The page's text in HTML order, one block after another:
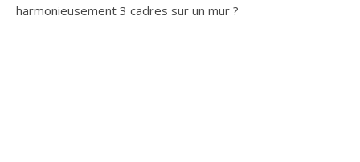
harmonieusement 3 cadres sur un mur ?